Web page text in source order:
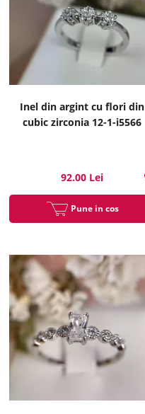
Inel din argint cu flori din
cubic zirconia 12-1-i5566
92.00 Lei
Pune in cos